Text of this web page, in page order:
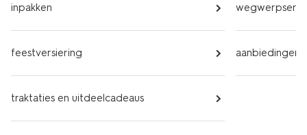
inpakken
feestversiering
traktaties en uitdeelcadeaus
aanbiedingen